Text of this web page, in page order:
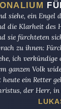
siehe, ein Engel
die Klarheit des
sie fürchteten
zu ihnen:
ich verkündige
ganzen Volk
heute ein Retter
der Herr,